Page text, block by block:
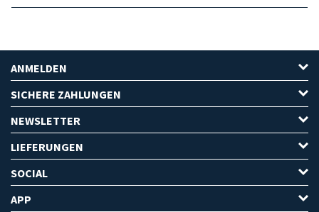
ANMELDEN
SICHERE ZAHLUNGEN
NEWSLETTER
LIEFERUNGEN
SOCIAL
APP